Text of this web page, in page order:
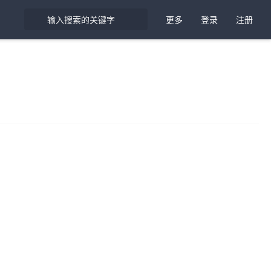
更多 登录 注册